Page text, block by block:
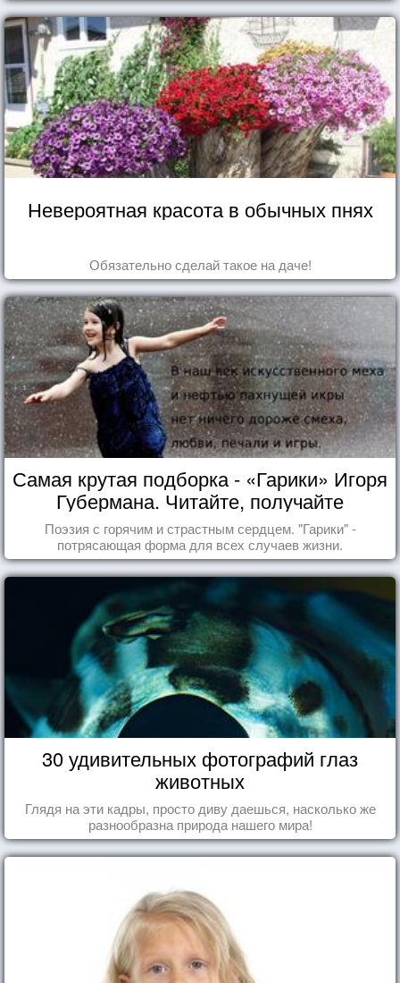
Невероятная красота в обычных пнях
Обязательно сделай такое на даче!
Самая крутая подборка - «Гарики» Игоря
Губермана. Читайте, получайте
удовольствие!
Поэзия с горячим и страстным сердцем. "Гарики" -
потрясающая форма для всех случаев жизни.
30 удивительных фотографий глаз
животных
Глядя на эти кадры, просто диву даешься, насколько же
разнообразна природа нашего мира!